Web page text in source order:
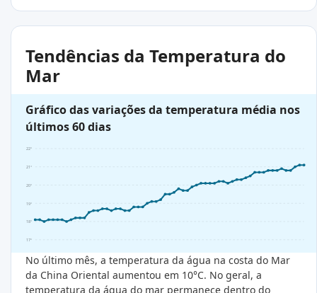
Tendências da Temperatura do
Mar
Gráfico das variações da temperatura média nos
últimos 60 dias
17°
18°
19°
20°
21°
22°
No último mês, a temperatura da água na costa do Mar
da China Oriental aumentou em 10°C. No geral, a
temperatura da água do mar permanece dentro do